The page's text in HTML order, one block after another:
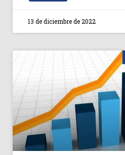
13 de diciembre de 2022